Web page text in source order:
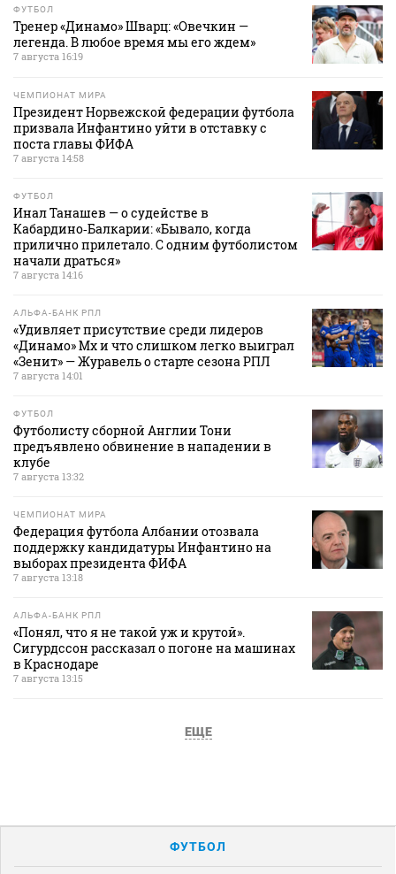
ФУТБОЛ
Тренер «Динамо» Шварц: «Овечкин —
легенда. В любое время мы его ждем»
7 августа 16:19
ЧЕМПИОНАТ МИРА
Президент Норвежской федерации футбола
призвала Инфантино уйти в отставку с
поста главы ФИФА
7 августа 14:58
ФУТБОЛ
Инал Танашев — о судействе в
Кабардино‑Балкарии: «Бывало, когда
прилично прилетало. С одним футболистом
начали драться»
7 августа 14:16
АЛЬФА-БАНК РПЛ
«Удивляет присутствие среди лидеров
«Динамо» Мх и что слишком легко выиграл
«Зенит» — Журавель о старте сезона РПЛ
7 августа 14:01
ФУТБОЛ
Футболисту сборной Англии Тони
предъявлено обвинение в нападении в
клубе
7 августа 13:32
ЧЕМПИОНАТ МИРА
Федерация футбола Албании отозвала
поддержку кандидатуры Инфантино на
выборах президента ФИФА
7 августа 13:18
АЛЬФА-БАНК РПЛ
«Понял, что я не такой уж и крутой».
Сигурдссон рассказал о погоне на машинах
в Краснодаре
7 августа 13:15
ЕЩЕ
ФУТБОЛ